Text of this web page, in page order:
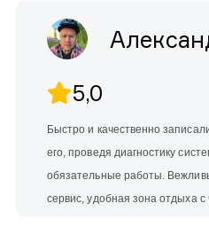
5,0
Быстро и качественно
его, проведя диагностику
обязательные работы.
сервис, удобная зона отдыха с